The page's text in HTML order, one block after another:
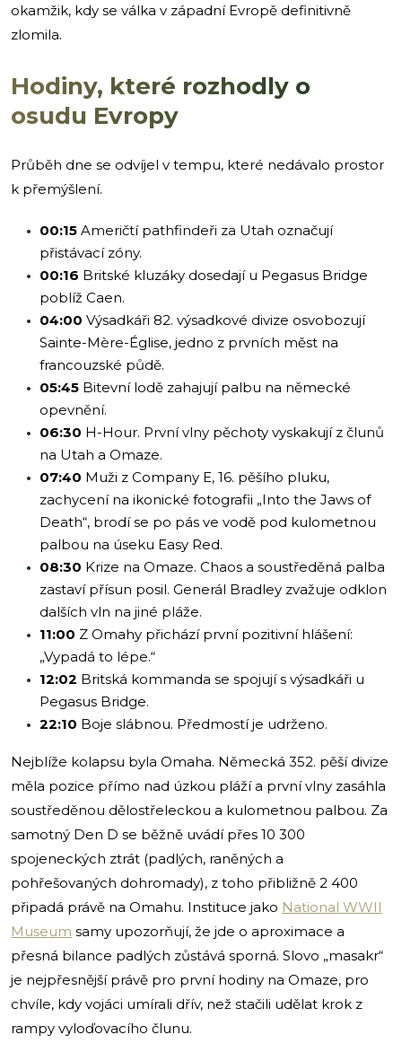
okamžik, kdy se válka v západní Evropě definitivně
zlomila.
Hodiny, které rozhodly o
osudu Evropy
Průběh dne se odvíjel v tempu, které nedávalo prostor
k přemýšlení.
00:15 Američtí pathfindeři za Utah označují
přistávací zóny.
00:16 Britské kluzáky dosedají u Pegasus Bridge
poblíž Caen.
04:00 Výsadkáři 82. výsadkové divize osvobozují
Sainte-Mère-Église, jedno z prvních měst na
francouzské půdě.
05:45 Bitevní lodě zahajují palbu na německé
opevnění.
06:30 H-Hour. První vlny pěchoty vyskakují z člunů
na Utah a Omaze.
07:40 Muži z Company E, 16. pěšího pluku,
zachycení na ikonické fotografii „Into the Jaws of
Death“, brodí se po pás ve vodě pod kulometnou
palbou na úseku Easy Red.
08:30 Krize na Omaze. Chaos a soustředěná palba
zastaví přísun posil. Generál Bradley zvažuje odklon
dalších vln na jiné pláže.
11:00 Z Omahy přichází první pozitivní hlášení:
„Vypadá to lépe.“
12:02 Britská kommanda se spojují s výsadkáři u
Pegasus Bridge.
22:10 Boje slábnou. Předmostí je udrženo.
Nejblíže kolapsu byla Omaha. Německá 352. pěší divize
měla pozice přímo nad úzkou pláží a první vlny zasáhla
soustředěnou dělostřeleckou a kulometnou palbou. Za
samotný Den D se běžně uvádí přes 10 300
spojeneckých ztrát (padlých, raněných a
pohřešovaných dohromady), z toho přibližně 2 400
připadá právě na Omahu. Instituce jako National WWII
Museum samy upozorňují, že jde o aproximace a
přesná bilance padlých zůstává sporná. Slovo „masakr“
je nejpřesnější právě pro první hodiny na Omaze, pro
chvíle, kdy vojáci umírali dřív, než stačili udělat krok z
rampy vyloďovacího člunu.